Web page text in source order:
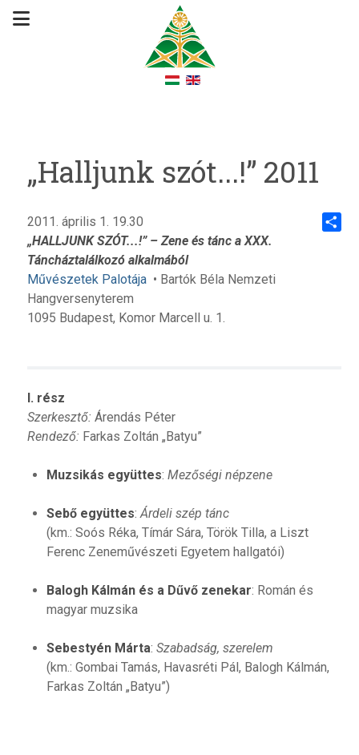
„Halljunk szót...!” 2011
2011. április 1. 19.30
„HALLJUNK SZÓT...!” – Zene és tánc a XXX.
Táncháztalálkozó alkalmából
Művészetek Palotája • Bartók Béla Nemzeti
Hangversenyterem
1095 Budapest, Komor Marcell u. 1.
I. rész
Szerkesztő: Árendás Péter
Rendező: Farkas Zoltán „Batyu”
Muzsikás együttes: Mezőségi népzene
Sebő együttes:Árdeli szép tánc
(km.: Soós Réka, Tímár Sára, Török Tilla, a Liszt
Ferenc Zeneművészeti Egyetem hallgatói)
Balogh Kálmán és a Dűvő zenekar: Román és
magyar muzsika
Sebestyén Márta: Szabadság, szerelem
(km.: Gombai Tamás, Havasréti Pál, Balogh Kálmán,
Farkas Zoltán „Batyu”)